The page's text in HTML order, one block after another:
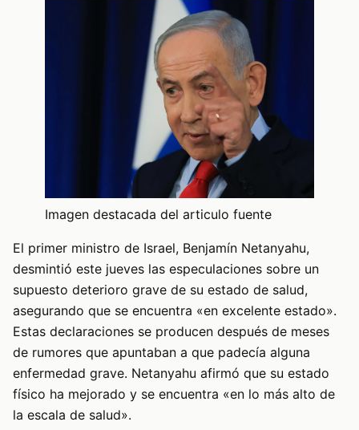
Imagen destacada del articulo fuente
El primer ministro de Israel, Benjamín Netanyahu,
desmintió este jueves las especulaciones sobre un
supuesto deterioro grave de su estado de salud,
asegurando que se encuentra «en excelente estado».
Estas declaraciones se producen después de meses
de rumores que apuntaban a que padecía alguna
enfermedad grave. Netanyahu afirmó que su estado
físico ha mejorado y se encuentra «en lo más alto de
la escala de salud».